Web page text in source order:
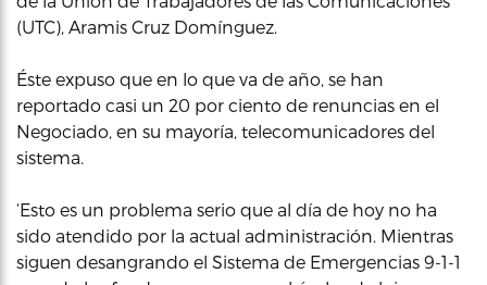
(UTC), Aramis Cruz Domínguez.
Éste expuso que en lo que va de año, se han
reportado casi un 20 por ciento de renuncias en el
Negociado, en su mayoría, telecomunicadores del
sistema.
‘Esto es un problema serio que al día de hoy no ha
sido atendido por la actual administración. Mientras
siguen desangrando el Sistema de Emergencias 9-1-1